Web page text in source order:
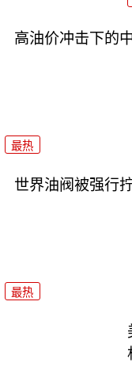
高油价冲击下的
最热
世界油阀被强行
最热